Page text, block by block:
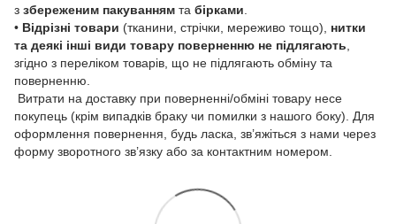
з збереженим пакуванням та бірками
• Відрізні товари (тканини, стрічки, мереживо тощо), нитки
та деякі інші види товару поверненню не підлягають
згідно з переліком товарів, що не підлягають обміну та
поверненню.
Витрати на доставку при поверненні/обміні товару несе
покупець (крім випадків браку чи помилки з нашого боку). Для
оформлення повернення, будь ласка, зв’яжіться з нами через
форму зворотного зв’язку або за контактним номером.